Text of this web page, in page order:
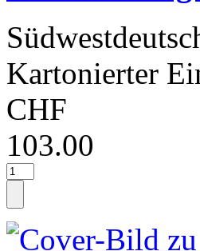
Kartonierter
CHF
103.00